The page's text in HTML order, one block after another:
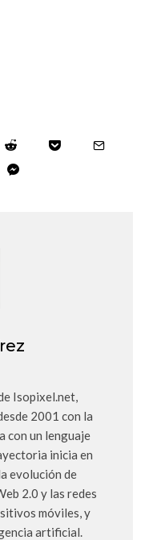
Isopixel.net,
2001 con la
con un lenguaje
inicia en
evolución de
2.0 y las redes
móviles, y
artificial.